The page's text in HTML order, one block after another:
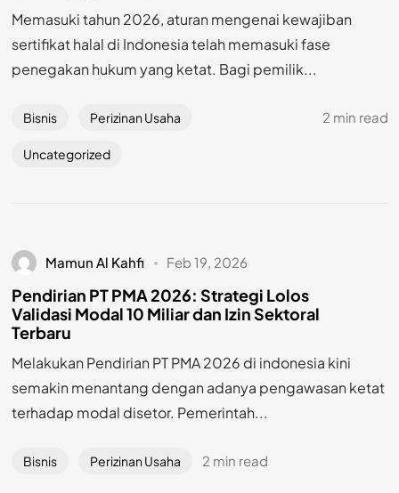
Memasuki tahun 2026, aturan mengenai kewajiban
sertifikat halal di Indonesia telah memasuki fase
penegakan hukum yang ketat. Bagi pemilik...
Bisnis Perizinan Usaha
Uncategorized
2 min read
Mamun Al Kahfi Feb 19, 2026
Pendirian PT PMA 2026: Strategi Lolos
Validasi Modal 10 Miliar dan Izin Sektoral
Terbaru
Melakukan Pendirian PT PMA 2026 di indonesia kini
semakin menantang dengan adanya pengawasan ketat
terhadap modal disetor. Pemerintah...
Bisnis Perizinan Usaha 2 min read